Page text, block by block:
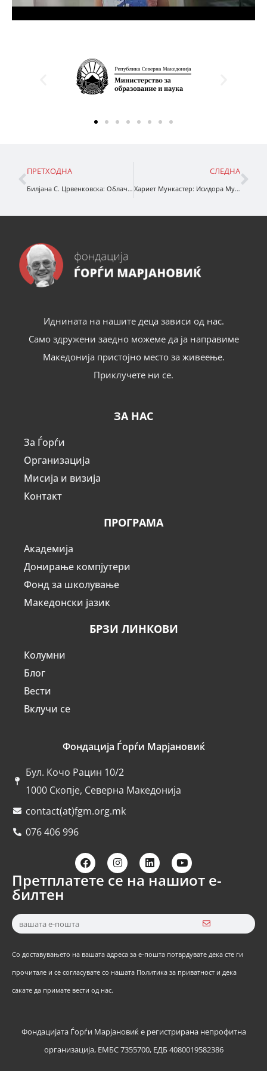
ПРЕТХОДНА
Билјана С. Црвенковска: Облачињата кои не сакаа да плачат
СЛЕДНА
Хариет Мункастер: Исидора Мун оди на одмор
Иднината на нашите деца зависи од нас.
Само здружени заедно можеме да ја направиме
Македонија пристојно место за живеење.
Приклучете ни се.
ЗА НАС
За Ѓорѓи
Организација
Мисија и визија
Контакт
ПРОГРАМА
Академија
Донирање компјутери
Фонд за школување
Македонски јазик
БРЗИ ЛИНКОВИ
Колумни
Блог
Вести
Вклучи се
Фондација Ѓорѓи Марјановиќ
Бул. Кочо Рацин 10/2
1000 Скопје, Северна Македонија
contact(at)fgm.org.mk
076 406 996
Претплатете се на нашиот е-
билтен
Со доставувањето на вашата адреса за е-пошта потврдувате дека сте ги
прочитале и се согласувате со нашата Политика за приватност и дека
сакате да примате вести од нас.
Фондацијата Ѓорѓи Марјановиќ е регистрирана непрофитна
организација, ЕМБС 7355700, ЕДБ 4080019582386